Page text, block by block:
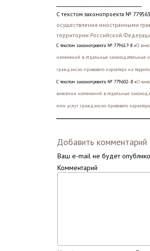
С текстом законопроекта №
осуществления иностранными
территории Российской
С текстом законопроекта № 779617-8 «О
изменений в отдельные законодательные
гражданско-правового характера на
С текстом законопроекта № 779602-8 «О
внесении изменений в отдельные
ими услуг гражданско-правового
Добавить комментарий
Ваш e-mail не будет
Комментарий